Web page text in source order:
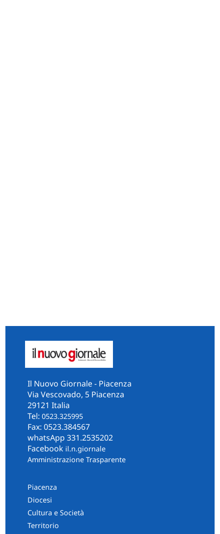
Il Nuovo Giornale - Piacenza
Via Vescovado, 5 Piacenza
29121 Italia
Tel: 0523.325995
Fax: 0523.384567
whatsApp 331.2535202
Facebook il.n.giornale
Amministrazione Trasparente
Piacenza
Diocesi
Cultura e Società
Territorio